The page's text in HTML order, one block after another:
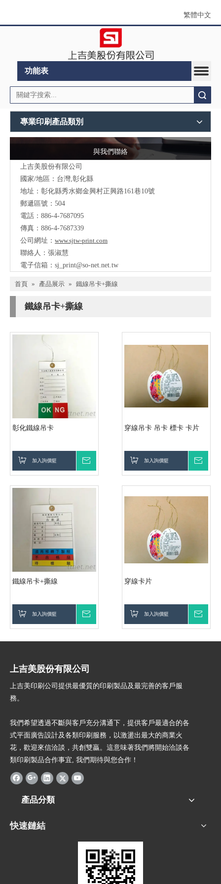
繁體中文
功能表
專業印刷產品類別
與我們聯絡
上吉美股份有限公司
國家/地區：台灣,彰化縣
地址：彰化縣秀水鄉金興村正興路161巷10號
郵遞區號：504
電話：886-4-7687095
傳真：886-4-7687339
公司網址： www.sjtw-print.com
聯絡人：張淑慧
電子信箱： sj_print@so-net.net.tw
首頁 » 產品展示 » 鐵線吊卡+撕線
鐵線吊卡+撕線
彰化鐵線吊卡
加入詢價籃
穿線吊卡 吊卡 標卡 卡片
加入詢價籃
鐵線吊卡+撕線
加入詢價籃
穿線卡片
加入詢價籃
上吉美股份有限公司
上吉美印刷公司提供最優質的印刷製品及最完善的客戶服
務。
我們希望透過不斷與客戶充分溝通下，提供客戶最適合的各
式平面廣告設計及各類印刷服務，以激盪出最大的商業火
花，歡迎來信洽談，共創雙贏。這意味著我們將開始洽談各
類印刷製品合作事宜, 我們期待與您合作！
產品分類
快速鏈結